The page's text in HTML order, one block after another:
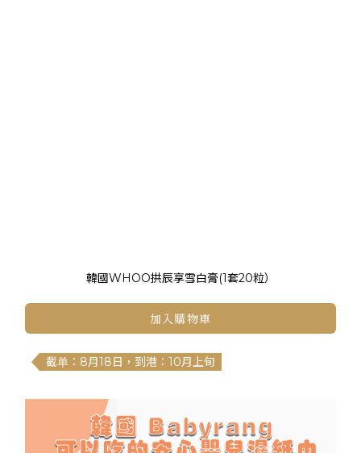
韓國WHOO拱辰享雪白膏(1套20粒）
加入購物車
截单：8月18日，到港：10月上旬